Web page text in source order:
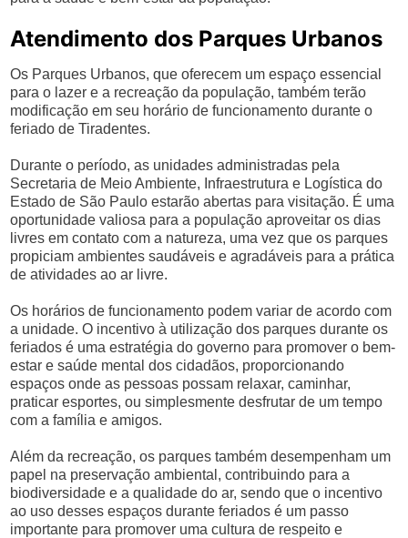
Atendimento dos Parques Urbanos
Os Parques Urbanos, que oferecem um espaço essencial
para o lazer e a recreação da população, também terão
modificação em seu horário de funcionamento durante o
feriado de Tiradentes.
Durante o período, as unidades administradas pela
Secretaria de Meio Ambiente, Infraestrutura e Logística do
Estado de São Paulo estarão abertas para visitação. É uma
oportunidade valiosa para a população aproveitar os dias
livres em contato com a natureza, uma vez que os parques
propiciam ambientes saudáveis e agradáveis para a prática
de atividades ao ar livre.
Os horários de funcionamento podem variar de acordo com
a unidade. O incentivo à utilização dos parques durante os
feriados é uma estratégia do governo para promover o bem-
estar e saúde mental dos cidadãos, proporcionando
espaços onde as pessoas possam relaxar, caminhar,
praticar esportes, ou simplesmente desfrutar de um tempo
com a família e amigos.
Além da recreação, os parques também desempenham um
papel na preservação ambiental, contribuindo para a
biodiversidade e a qualidade do ar, sendo que o incentivo
ao uso desses espaços durante feriados é um passo
importante para promover uma cultura de respeito e